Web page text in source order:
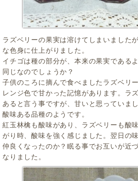
ラズベリーの果実は溶けてしまいました
な色身に仕上がりました。
イチゴは種の部分が、本来の果実である
同じなのでしょうか？
子供のころに摘んで食べましたラズベリ
レンジ色で甘かった記憶があります。ラ
あると言う事ですが、甘いと思っていま
酸味ある品種のようです。
紅玉林檎も酸味があり、ラズベリーも酸
がり時、酸味を強く感じました。翌日の
仲良くなったのか？眠る事でお互いが近
なりました。